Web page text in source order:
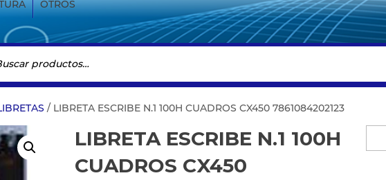
OTROS
/ LIBRETA ESCRIBE N.1 100H CUADROS CX450 7861084202123
LIBRETA ESCRIBE N.1 100H
CUADROS CX450